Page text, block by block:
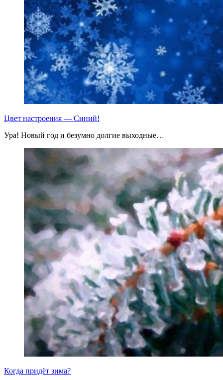
Цвет настроения — Синий!
Ура! Новый год и безумно долгие выходные…
Когда придёт зима?